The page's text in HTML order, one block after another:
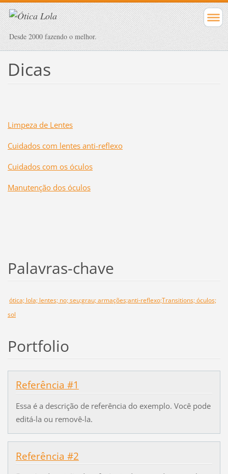
Desde 2000 fazendo o melhor.
Dicas
Limpeza de Lentes
Cuidados com lentes anti-reflexo
Cuidados com os óculos
Manutenção dos óculos
Palavras-chave
ótica; lola; lentes; no; seu;grau; armações;anti-reflexo;Transitions; óculos;
sol
Portfolio
Referência #1
Essa é a descrição de referência do exemplo. Você pode
editá-la ou removê-la.
Referência #2